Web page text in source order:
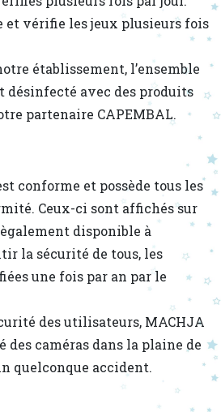
et vérifie les jeux plusieurs fois
établissement, l’ensemble
désinfecté avec des produits
partenaire CAPEMBAL.
conforme et possède tous les
Ceux-ci sont affichés sur
disponible à
la sécurité de tous, les
une fois par an par le
des utilisateurs, MACHJA
des caméras dans la plaine de
quelconque accident.